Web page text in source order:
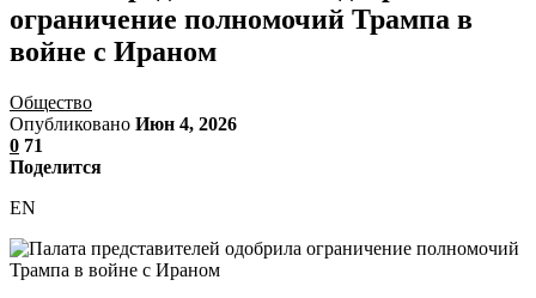
ограничение полномочий Трампа в
войне с Ираном
Общество
Опубликовано Июн 4, 2026
0 71
Поделится
EN